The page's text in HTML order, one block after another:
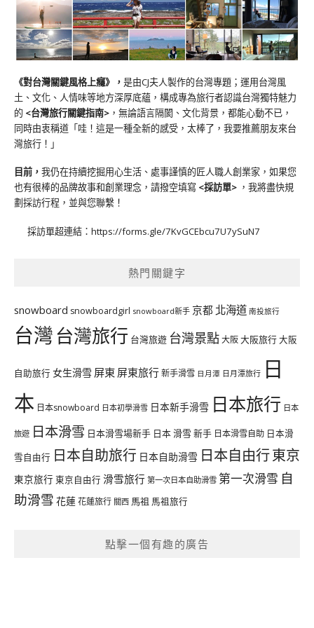
《對台灣關鍵風格上癮》 ， 是由CJ夫人製作的台灣專題；運用台灣風
土、文化、人情味等地方深厚底蘊，構成專為旅行者認識台灣獨特魅力
的 <台灣旅行關鍵指南> ，無論語言隔閡、文化背景，都能心動不已，
同時由衷稱道「哇！這是一種全新的感受，太棒了，我要推薦朋友來台
灣旅行！」
目前， 我仍在持續挖掘用心生活、處事謹慎的匠人職人創業家，如果您
也有很棒的品牌故事和創業理念，請撥空填寫 <採訪單> ，我將盡快規
劃採訪行程，並與您聯繫！
採訪單超連結： https://forms.gle/7KvGCEbcu7U7ySuN7
熱門關鍵字
snowboard snowboardgirl snowboard新手 京都 北海道 南投旅行
台灣台灣旅行 台灣旅遊 台灣景點大阪大阪旅行大阪
自助旅行 女生滑雪 屏東 屏東旅行新手滑雪 日月潭 日月潭旅行 日
本 日本snowboard 日本初學滑雪 日本新手滑雪 日本旅行 日本
旅遊 日本滑雪 日本滑雪場新手 日本 滑雪 新手 日本滑雪自助 日本滑
雪自由行 日本自助旅行 日本自助滑雪 日本自由行東京
東京旅行 東京自由行 滑雪旅行 第一次日本自助滑雪 第一次滑雪 自
助滑雪 花蓮花蓮旅行 關西 馬祖 馬祖旅行
點擊一個有趣的廣告